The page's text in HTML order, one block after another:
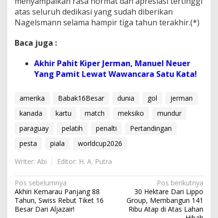
atas seluruh dedikasi yang sudah diberikan
Nagelsmann selama hampir tiga tahun terakhir.(*)
Baca juga :
Akhir Pahit Kiper Jerman, Manuel Neuer
Yang Pamit Lewat Wawancara Satu Kata!
amerika Babak16Besar dunia gol
jerman
kanada
kartu match meksiko
mundur
paraguay
pelatih penalti
Pertandingan
pesta
piala
worldcup2026
Writer: Abi
Editor: H. A. Putra
N
a
v
Pos sebelumnya
Akhiri Kemarau Panjang 88
Tahun, Swiss Rebut Tiket 16
Besar Dari Aljazair!
Pos berikutnya
30 Hektare Dari Lippo
Group, Membangun 141
Ribu Atap di Atas Lahan